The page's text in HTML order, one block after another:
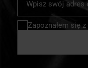
nasz
newsletter:
Zapoznałem się z